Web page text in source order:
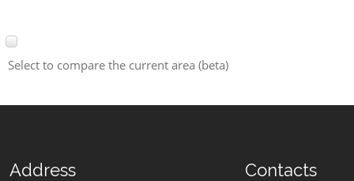
Select to compare the current area (beta)
Address Contacts